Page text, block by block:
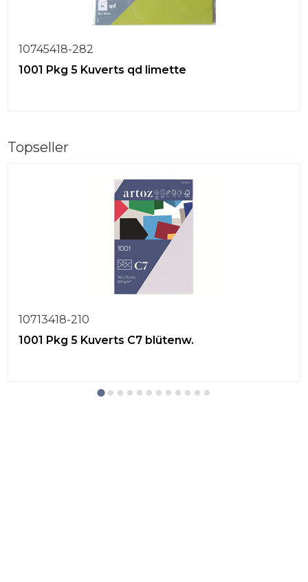
10745418-282
1001 Pkg 5 Kuverts qd limette
Topseller
10713418-210
1001 Pkg 5 Kuverts C7 blütenw.